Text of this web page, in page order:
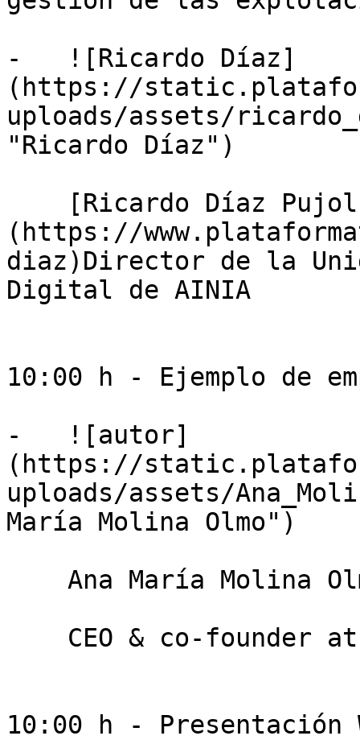
-   ![Ricardo Díaz]
(https://
uploads/assets/
"Ricardo Díaz")
(https://
diaz)Director de la
Digital de AINIA
10:00 h - Ejemplo de
-   ![autor]
(https://
uploads/assets/
María Molina Olmo")
10:00 h - Presentación